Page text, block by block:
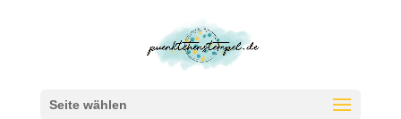
Seite wählen